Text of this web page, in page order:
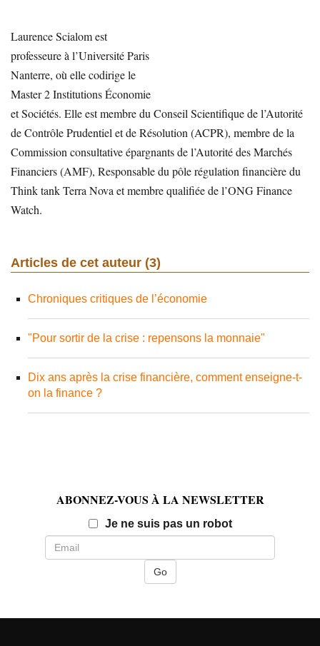
Laurence Scialom est
professeure à l’Université Paris
Nanterre, où elle codirige le
Master 2 Institutions Économie
et Sociétés. Elle est membre du Conseil Scientifique de l’Autorité
de Contrôle Prudentiel et de Résolution (ACPR), membre de la
Commission consultative épargnants de l’Autorité des Marchés
Financiers (AMF), Responsable du pôle régulation financière du
Think tank Terra Nova et membre qualifiée de l’ONG Finance
Watch.
Articles de cet auteur (3)
Chroniques critiques de l’économie
"Pour sortir de la crise : repensons la monnaie"
Dix ans après la crise financière, comment enseigne-t-
on la finance ?
ABONNEZ-VOUS À LA NEWSLETTER
Je ne suis pas un robotEmail